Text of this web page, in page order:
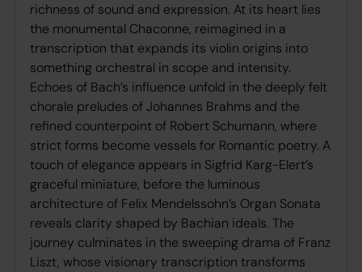
richness of sound and expression. At its heart lies
the monumental Chaconne, reimagined in a
transcription that expands its violin origins into
something orchestral in scope and intensity.
Echoes of Bach’s influence unfold in the deeply felt
chorale preludes of Johannes Brahms and the
refined counterpoint of Robert Schumann, where
strict forms become vessels for Romantic poetry. A
touch of elegance appears in Sigfrid Karg-Elert’s
graceful miniature, before the luminous
architecture of Felix Mendelssohn’s Organ Sonata
reveals clarity shaped by Bachian ideals. The
journey culminates in the sweeping drama of Franz
Liszt, whose visionary transcription transforms